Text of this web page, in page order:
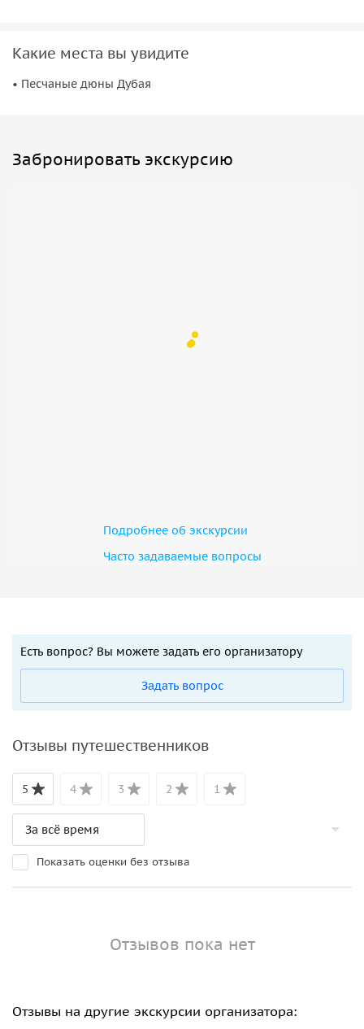
Какие места вы увидите
• Песчаные дюны Дубая
Забронировать экскурсию
Подробнее об экскурсии
Часто задаваемые вопросы
Есть вопрос? Вы можете задать его организатору
Задать вопрос
Отзывы путешественников
5 4 3 2 1
Показать оценки без отзыва
Отзывов пока нет
Отзывы на другие экскурсии организатора: